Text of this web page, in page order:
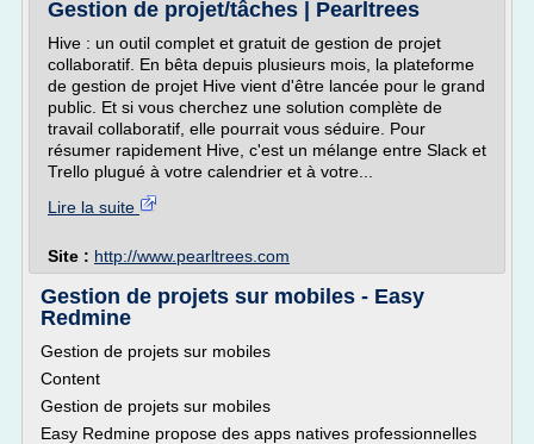
Gestion de projet/tâches | Pearltrees
Hive : un outil complet et gratuit de gestion de projet
collaboratif. En bêta depuis plusieurs mois, la plateforme
de gestion de projet Hive vient d'être lancée pour le grand
public. Et si vous cherchez une solution complète de
travail collaboratif, elle pourrait vous séduire. Pour
résumer rapidement Hive, c'est un mélange entre Slack et
Trello plugué à votre calendrier et à votre...
Lire la suite
Site : http://www.pearltrees.com
Gestion de projets sur mobiles - Easy
Redmine
Gestion de projets sur mobiles
Content
Gestion de projets sur mobiles
Easy Redmine propose des apps natives professionnelles